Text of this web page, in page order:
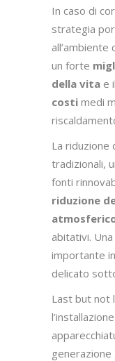
In caso di
strategia
all’ambiente
un forte
della vita e
costi medi
La riduzione
tradizionali,
fonti
riduzione
abitativi.
importante
delicato
Last but not